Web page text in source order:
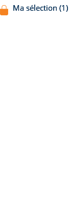
Ma sélection (1)